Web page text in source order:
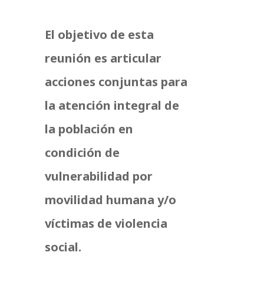
El objetivo de esta
reunión es articular
acciones conjuntas para
la atención integral de
la población en
condición de
vulnerabilidad por
movilidad humana y/o
víctimas de violencia
social.